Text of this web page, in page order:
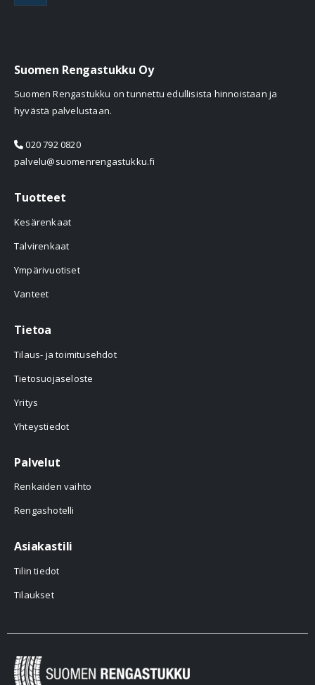
Suomen Rengastukku Oy
Suomen Rengastukku on tunnettu edullisista hinnoistaan ja
hyvästä palvelustaan.
020 792 0820
palvelu@suomenrengastukku.fi
Tuotteet
Kesärenkaat
Talvirenkaat
Ympärivuotiset
Vanteet
Tietoa
Tilaus- ja toimitusehdot
Tietosuojaseloste
Yritys
Yhteystiedot
Palvelut
Renkaiden vaihto
Rengashotelli
Asiakastili
Tilin tiedot
Tilaukset